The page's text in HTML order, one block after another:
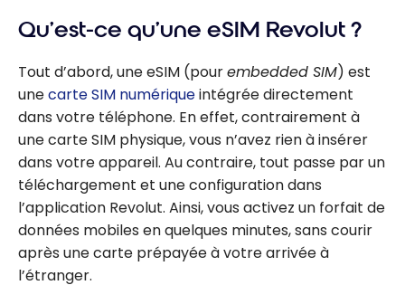
Qu’est-ce qu’une eSIM Revolut ?
Tout d’abord, une eSIM (pourembedded SIM) est
unecarte SIM numériqueintégrée directement
dans votre téléphone. En effet, contrairement à
une carte SIM physique, vous n’avez rien à insérer
dans votre appareil. Au contraire, tout passe par un
téléchargement et une configuration dans
l’application Revolut. Ainsi, vous activez un forfait de
données mobiles en quelques minutes, sans courir
après une carte prépayée à votre arrivée à
l’étranger.